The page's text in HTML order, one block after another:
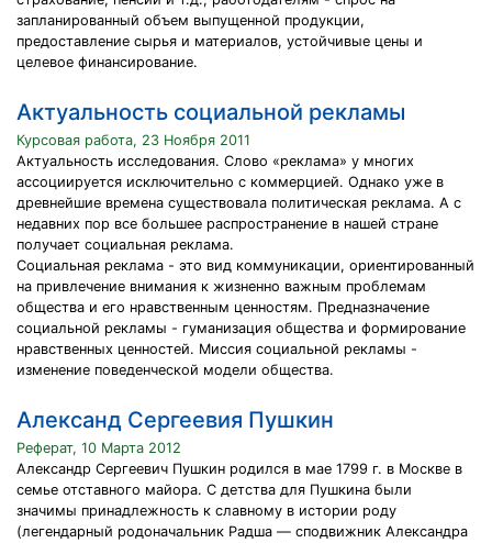
запланированный объем выпущенной продукции,
предоставление сырья и материалов, устойчивые цены и
целевое финансирование.
Актуальность социальной рекламы
Курсовая работа, 23 Ноября 2011
Актуальность исследования. Слово «реклама» у многих
ассоциируется исключительно с коммерцией. Однако уже в
древнейшие времена существовала политическая реклама. А с
недавних пор все большее распространение в нашей стране
получает социальная реклама.
Социальная реклама - это вид коммуникации, ориентированный
на привлечение внимания к жизненно важным проблемам
общества и его нравственным ценностям. Предназначение
социальной рекламы - гуманизация общества и формирование
нравственных ценностей. Миссия социальной рекламы -
изменение поведенческой модели общества.
Александ Сергеевия Пушкин
Реферат, 10 Марта 2012
Александр Сергеевич Пушкин родился в мае 1799 г. в Москве в
семье отставного майора. С детства для Пушкина были
значимы принадлежность к славному в истории роду
(легендарный родоначальник Радша — сподвижник Александра